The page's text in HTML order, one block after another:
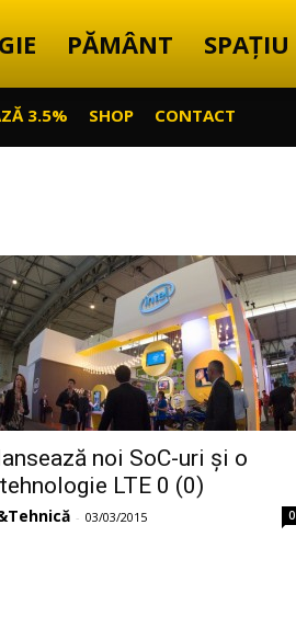
PĂMÂNT SPAȚIU
3.5% SHOP CONTACT
noi SoC-uri și o
LTE 0 (0)
- 03/03/2015 0